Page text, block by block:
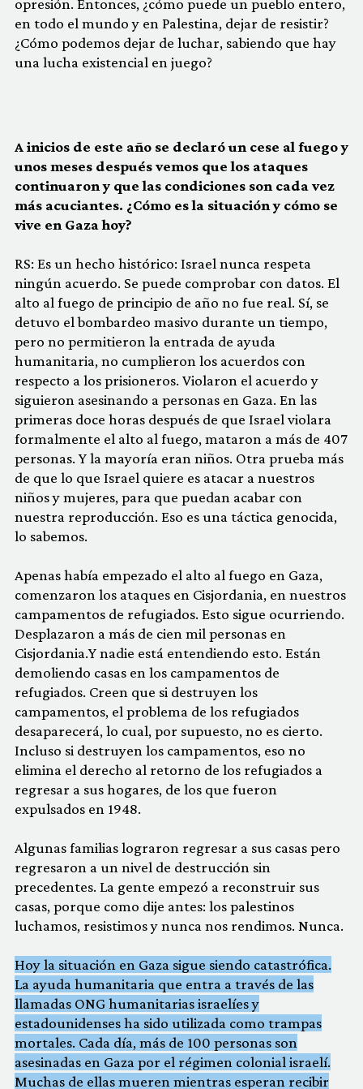
opresión. Entonces, ¿cómo puede un pueblo entero,
en todo el mundo y en Palestina, dejar de resistir?
¿Cómo podemos dejar de luchar, sabiendo que hay
una lucha existencial en juego?
A inicios de este año se declaró un cese al fuego y
unos meses después vemos que los ataques
continuaron y que las condiciones son cada vez
más acuciantes. ¿Cómo es la situación y cómo se
vive en Gaza hoy?
RS: Es un hecho histórico: Israel nunca respeta
ningún acuerdo. Se puede comprobar con datos. El
alto al fuego de principio de año no fue real. Sí, se
detuvo el bombardeo masivo durante un tiempo,
pero no permitieron la entrada de ayuda
humanitaria, no cumplieron los acuerdos con
respecto a los prisioneros. Violaron el acuerdo y
siguieron asesinando a personas en Gaza. En las
primeras doce horas después de que Israel violara
formalmente el alto al fuego, mataron a más de 407
personas. Y la mayoría eran niños. Otra prueba más
de que lo que Israel quiere es atacar a nuestros
niños y mujeres, para que puedan acabar con
nuestra reproducción. Eso es una táctica genocida,
lo sabemos.
Apenas había empezado el alto al fuego en Gaza,
comenzaron los ataques en Cisjordania, en nuestros
campamentos de refugiados. Esto sigue ocurriendo.
Desplazaron a más de cien mil personas en
Cisjordania.Y nadie está entendiendo esto. Están
demoliendo casas en los campamentos de
refugiados. Creen que si destruyen los
campamentos, el problema de los refugiados
desaparecerá, lo cual, por supuesto, no es cierto.
Incluso si destruyen los campamentos, eso no
elimina el derecho al retorno de los refugiados a
regresar a sus hogares, de los que fueron
expulsados en 1948.
Algunas familias lograron regresar a sus casas pero
regresaron a un nivel de destrucción sin
precedentes. La gente empezó a reconstruir sus
casas, porque como dije antes: los palestinos
luchamos, resistimos y nunca nos rendimos. Nunca.
Hoy la situación en Gaza sigue siendo catastrófica.
La ayuda humanitaria que entra a través de las
llamadas ONG humanitarias israelíes y
estadounidenses ha sido utilizada como trampas
mortales. Cada día, más de 100 personas son
asesinadas en Gaza por el régimen colonial israelí.
Muchas de ellas mueren mientras esperan recibir